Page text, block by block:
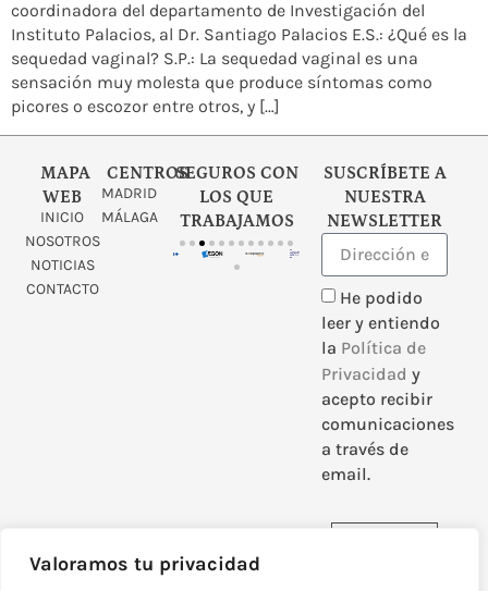
Valoramos tu privacidad
coordinadora del departamento de Investigación del
Instituto Palacios, al Dr. Santiago Palacios E.S.: ¿Qué es la
sequedad vaginal? S.P.: La sequedad vaginal es una
sensación muy molesta que produce síntomas como
picores o escozor entre otros, y […]
MAPA
WEB
INICIO
NOSOTROS
NOTICIAS
CONTACTO
CENTROS
MADRID
MÁLAGA
SEGUROS CON
LOS QUE
TRABAJAMOS
SUSCRÍBETE A
NUESTRA
NEWSLETTER
He podido
leer y entiendo
la Política de
Privacidad y
acepto recibir
comunicaciones
a través de
email.